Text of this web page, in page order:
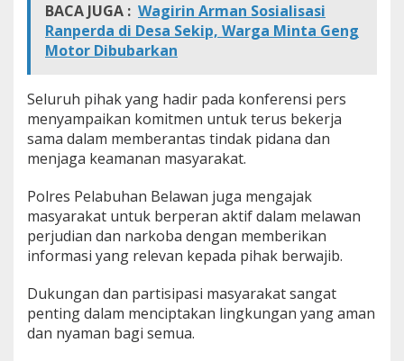
BACA JUGA : Wagirin Arman Sosialisasi
Ranperda di Desa Sekip, Warga Minta Geng
Motor Dibubarkan
Seluruh pihak yang hadir pada konferensi pers
menyampaikan komitmen untuk terus bekerja
sama dalam memberantas tindak pidana dan
menjaga keamanan masyarakat.
Polres Pelabuhan Belawan juga mengajak
masyarakat untuk berperan aktif dalam melawan
perjudian dan narkoba dengan memberikan
informasi yang relevan kepada pihak berwajib.
Dukungan dan partisipasi masyarakat sangat
penting dalam menciptakan lingkungan yang aman
dan nyaman bagi semua.